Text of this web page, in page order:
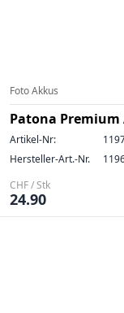
Foto Akkus
Patona Premium
Artikel-Nr:
Hersteller-Art.-Nr.
CHF / Stk
24.90